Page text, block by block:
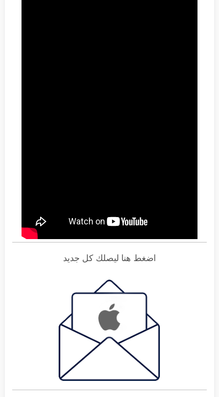
اضغط هنا ليصلك كل جديد